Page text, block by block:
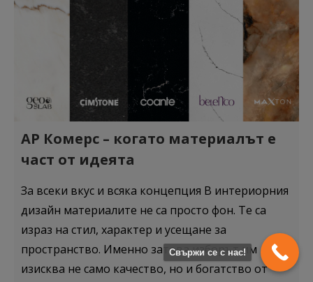
АР Комерс – когато материалът е
част от идеята
За всеки вкус и всяка концепция В интериорния
дизайн материалите не са просто фон. Те са
израз на стил, характер и усещане за
пространство. Именно затова изборът им
изисква не само качество, но и богатство от
Свържи се с нас!